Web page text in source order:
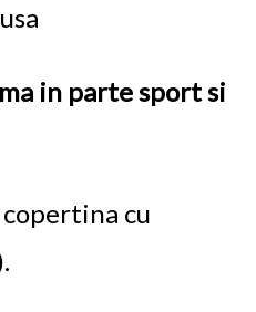
in parte sport si
copertina cu